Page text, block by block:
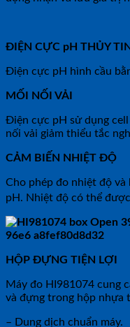
ĐIỆN CỰC pH THỦY
Điện cực pH hình cầu
MỐI NỐI VẢI
Điện cực pH sử dụng
nối vải giảm thiểu tắc
CẢM BIẾN NHIỆT ĐỘ
Cho phép đo nhiệt độ
pH. Nhiệt độ có thể
HỘP ĐỰNG TIỆN LỢI
Máy đo HI981074 cung
và đựng trong hộp nhựa
– Dung dịch chuẩn máy.